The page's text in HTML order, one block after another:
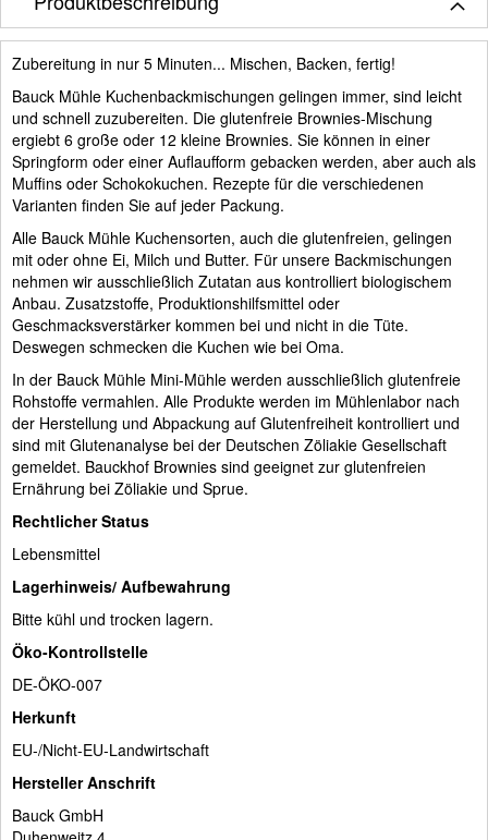
Zubereitung in nur 5 Minuten... Mischen, Backen, fertig!
Bauck Mühle Kuchenbackmischungen gelingen immer, sind leicht
und schnell zuzubereiten. Die glutenfreie Brownies-Mischung
ergiebt 6 große oder 12 kleine Brownies. Sie können in einer
Springform oder einer Auflaufform gebacken werden, aber auch als
Muffins oder Schokokuchen. Rezepte für die verschiedenen
Varianten finden Sie auf jeder Packung.
Alle Bauck Mühle Kuchensorten, auch die glutenfreien, gelingen
mit oder ohne Ei, Milch und Butter. Für unsere Backmischungen
nehmen wir ausschließlich Zutatan aus kontrolliert biologischem
Anbau. Zusatzstoffe, Produktionshilfsmittel oder
Geschmacksverstärker kommen bei und nicht in die Tüte.
Deswegen schmecken die Kuchen wie bei Oma.
In der Bauck Mühle Mini-Mühle werden ausschließlich glutenfreie
Rohstoffe vermahlen. Alle Produkte werden im Mühlenlabor nach
der Herstellung und Abpackung auf Glutenfreiheit kontrolliert und
sind mit Glutenanalyse bei der Deutschen Zöliakie Gesellschaft
gemeldet. Bauckhof Brownies sind geeignet zur glutenfreien
Ernährung bei Zöliakie und Sprue.
Rechtlicher Status
Lebensmittel
Lagerhinweis/ Aufbewahrung
Bitte kühl und trocken lagern.
Öko-Kontrollstelle
DE-ÖKO-007
Herkunft
EU-/Nicht-EU-Landwirtschaft
Hersteller Anschrift
Bauck GmbH